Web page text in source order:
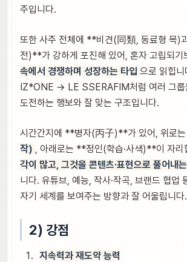
주입니다.
또한 사주 전체에 **비견(同類, 동료형 목)
전)**가 강하게 포진해 있어, 혼자 고립되기
속에서 경쟁하며 성장하는 타입 으로 읽힙
IZ*ONE → LE SSERAFIM처럼 여러 그룹
도전하는 행보와 잘 맞는 구조입니다.
시간간지에 **병자(丙子)**가 있어, 위로는
작) , 아래로는 **정인(학습·사색)**이 자리
각이 많고, 그것을 콘텐츠·표현으로 풀어내
니다. 유튜브, 예능, 작사·작곡, 브랜드 협업
자기 세계를 보여주는 방향과 잘 어울립니다.
2) 강점
지속력과 재도약 능력